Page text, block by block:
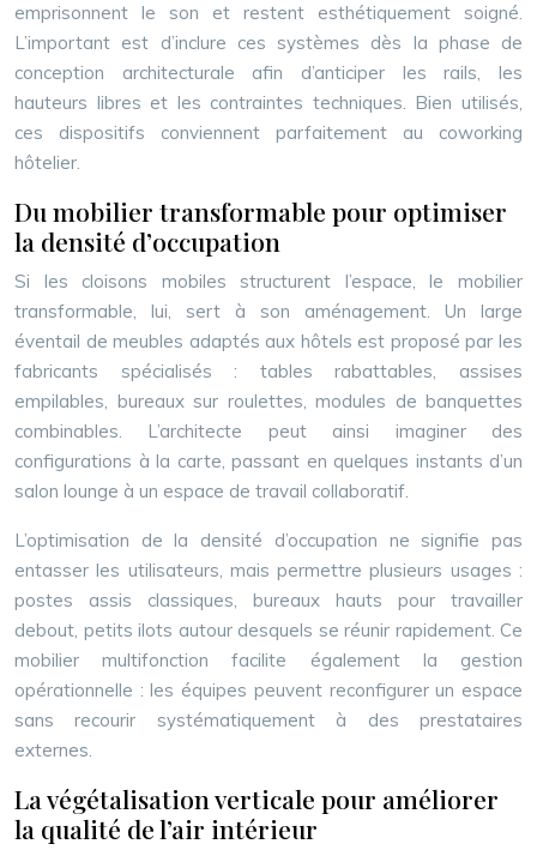
emprisonnent le son et restent esthétiquement soigné.
L’important est d’inclure ces systèmes dès la phase de
conception architecturale afin d’anticiper les rails, les
hauteurs libres et les contraintes techniques. Bien utilisés,
ces dispositifs conviennent parfaitement au coworking
hôtelier.
Du mobilier transformable pour optimiser
la densité d’occupation
Si les cloisons mobiles structurent l’espace, le mobilier
transformable, lui, sert à son aménagement. Un large
éventail de meubles adaptés aux hôtels est proposé par les
fabricants spécialisés : tables rabattables, assises
empilables, bureaux sur roulettes, modules de banquettes
combinables. L’architecte peut ainsi imaginer des
configurations à la carte, passant en quelques instants d’un
salon lounge à un espace de travail collaboratif.
L’optimisation de la densité d’occupation ne signifie pas
entasser les utilisateurs, mais permettre plusieurs usages :
postes assis classiques, bureaux hauts pour travailler
debout, petits ilots autour desquels se réunir rapidement. Ce
mobilier multifonction facilite également la gestion
opérationnelle : les équipes peuvent reconfigurer un espace
sans recourir systématiquement à des prestataires
externes.
La végétalisation verticale pour améliorer
la qualité de l’air intérieur